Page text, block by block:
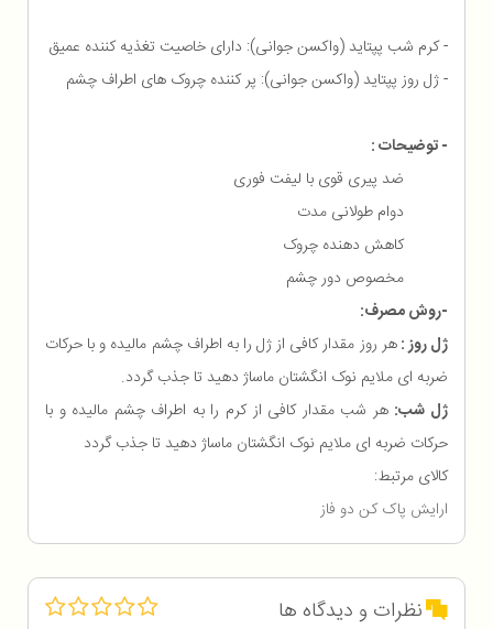
- کرم شب پپتاید (واکسن جوانی): دارای خاصیت تغذیه کننده عمیق
- ژل روز پپتاید (واکسن جوانی): پر کننده چروک های اطراف چشم
- توضیحات :
ضد پیری قوی با لیفت فوری
دوام طولانی مدت
کاهش دهنده چروک
مخصوص دور چشم
-روش مصرف:
ژل روز :هر روز مقدار کافی از ژل را به اطراف چشم مالیده و با حرکات
ضربه ای ملایم نوک انگشتان ماساژ دهید تا جذب گردد.
ژل شب: هر شب مقدار کافی از کرم را به اطراف چشم مالیده و با
حرکات ضربه ای ملایم نوک انگشتان ماساژ دهید تا جذب گردد
کالای مرتبط:
ارایش پاک کن دو فاز
نظرات و دیدگاه ها